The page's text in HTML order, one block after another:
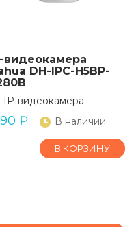
видеокамера
DH-IPC-H5BP-
IP-видеокамера
₽ В наличии
В КОРЗИНУ